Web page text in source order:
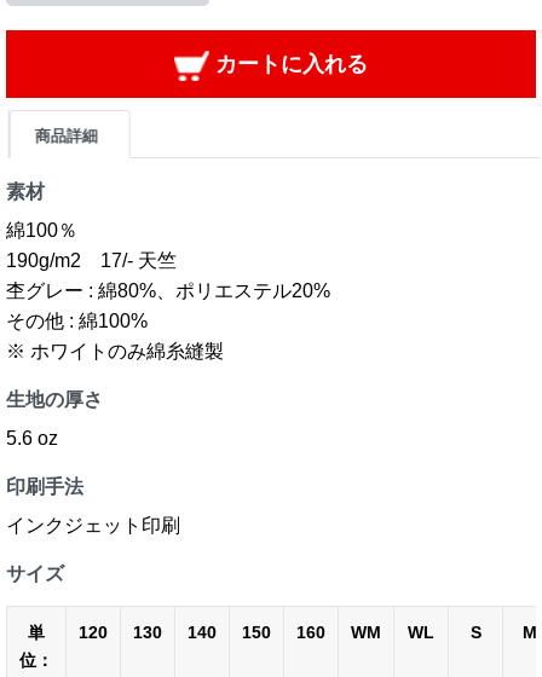
カートに入れる
商品詳細
素材
綿100％
190g/m2 17/- 天竺
杢グレー : 綿80%、ポリエステル20%
その他 : 綿100%
※ ホワイトのみ綿糸縫製
生地の厚さ
5.6 oz
印刷手法
インクジェット印刷
サイズ
単
位：
120 130 140 150 160 WM WL S M